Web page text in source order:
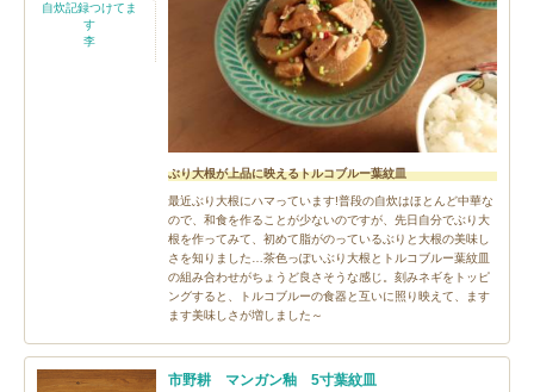
自炊記録つけてま
す
李
ぶり大根が上品に映えるトルコブルー葉紋皿
最近ぶり大根にハマっています!普段の自炊はほとんど中華な
ので、和食を作ることが少ないのですが、先日自分でぶり大
根を作ってみて、初めて脂がのっているぶりと大根の美味し
さを知りました…茶色っぽいぶり大根とトルコブルー葉紋皿
の組み合わせがちょうど良さそうな感じ。刻みネギをトッピ
ングすると、トルコブルーの食器と互いに照り映えて、ます
ます美味しさが増しました～
市野耕 マンガン釉 5寸葉紋皿